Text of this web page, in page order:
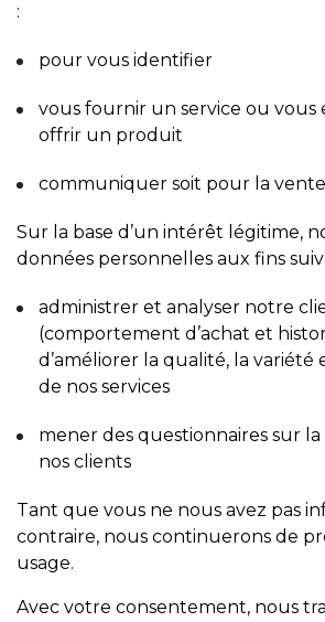
:
pour vous identifier
vous fournir un service ou vous
offrir un produit
communiquer soit pour la
Sur la base d’un intérêt légitime,
données personnelles aux fins
administrer et analyser notre
(comportement d’achat et
d’améliorer la qualité, la variété
de nos services
mener des questionnaires sur la
nos clients
Tant que vous ne nous avez pas
contraire, nous continuerons de
usage.
Avec votre consentement, nous